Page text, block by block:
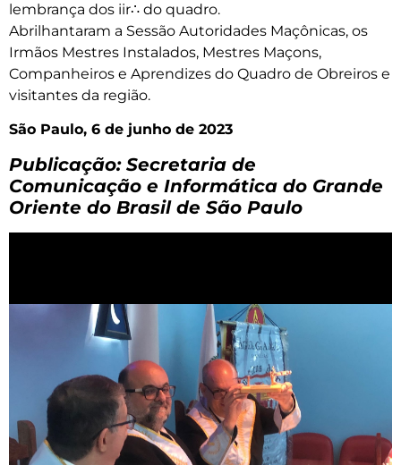
lembrança dos iir∴ do quadro.
Abrilhantaram a Sessão Autoridades Maçônicas, os
Irmãos Mestres Instalados, Mestres Maçons,
Companheiros e Aprendizes do Quadro de Obreiros e
visitantes da região.
São Paulo, 6 de junho de 2023
Publicação: Secretaria de
Comunicação e Informática do Grande
Oriente do Brasil de São Paulo